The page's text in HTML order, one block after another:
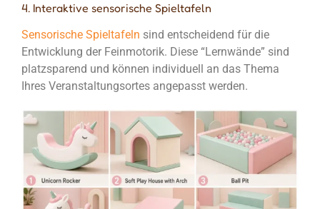
4. Interaktive sensorische Spieltafeln
Sensorische Spieltafeln sind entscheidend für die
Entwicklung der Feinmotorik. Diese “Lernwände” sind
platzsparend und können individuell an das Thema
Ihres Veranstaltungsortes angepasst werden.